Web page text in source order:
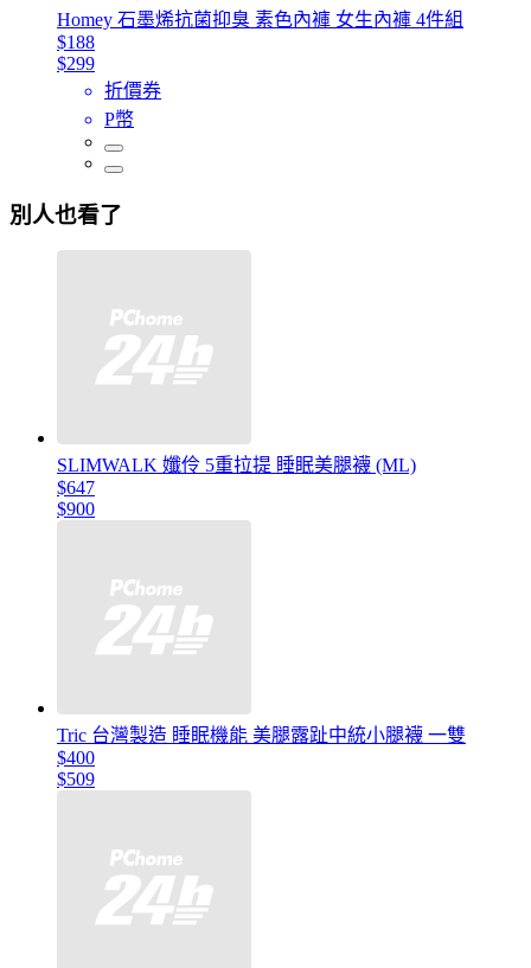
Homey 石墨烯抗菌抑臭 素色內褲 女生內褲 4件組
$188
$299
折價券
P幣
別人也看了
SLIMWALK 孅伶 5重拉提 睡眠美腿襪 (ML)
$647
$900
Tric 台灣製造 睡眠機能 美腿露趾中統小腿襪 一雙
$400
$509